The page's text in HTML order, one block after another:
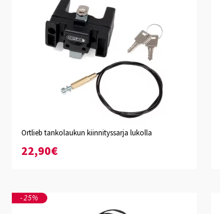
Ortlieb tankolaukun kiinnityssarja lukolla
22,90€
-25%